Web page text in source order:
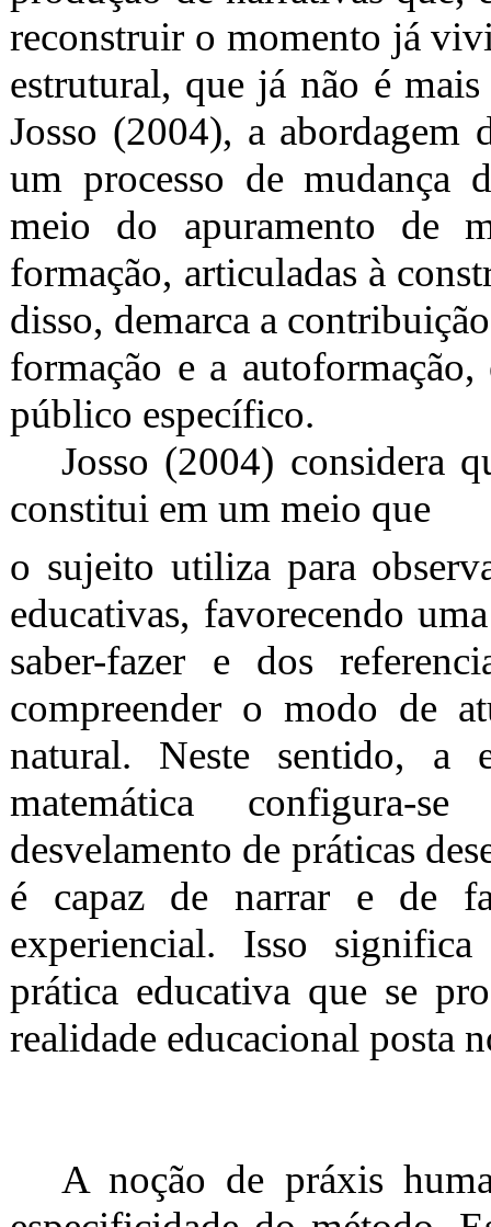
reconstruir o momento já
estrutural, que já não é
Josso (2004), a abordagem
um processo de mudança
meio do apuramento de
formação, articuladas à
disso, demarca a
formação e a
público específico.
Josso (2004) considera
constitui em um meio que
o sujeito utiliza para
educativas, favorecendo
saber-fazer e dos
compreender o modo de
natural. Neste sentido, a
matemática configura-
desvelamento de práticas
é capaz de narrar e de
experiencial. Isso
prática educativa que se
realidade educacional posta
A noção de práxis